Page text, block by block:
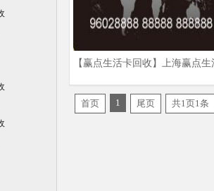
【赢点生活卡回收】上海赢点生
首页 1 尾页 共1页1条